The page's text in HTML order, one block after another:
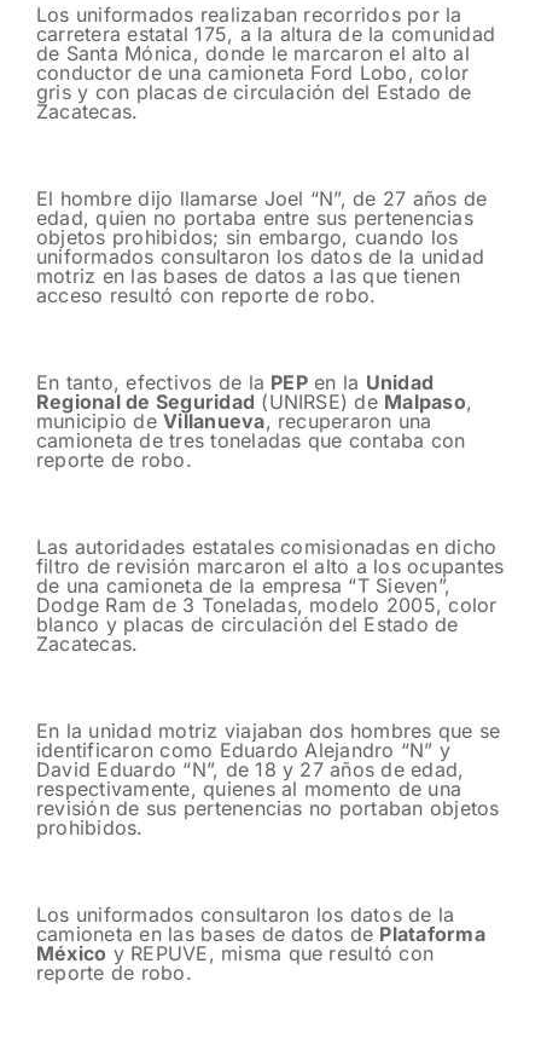
Los uniformados realizaban recorridos por la
carretera estatal 175, a la altura de la comunidad
de Santa Mónica, donde le marcaron el alto al
conductor de una camioneta Ford Lobo, color
gris y con placas de circulación del Estado de
Zacatecas.
El hombre dijo llamarse Joel “N”, de 27 años de
edad, quien no portaba entre sus pertenencias
objetos prohibidos; sin embargo, cuando los
uniformados consultaron los datos de la unidad
motriz en las bases de datos a las que tienen
acceso resultó con reporte de robo.
En tanto, efectivos de la PEPen la Unidad
Regional de Seguridad (UNIRSE) de Malpaso,
municipio deVillanueva, recuperaron una
camioneta de tres toneladas que contaba con
reporte de robo.
Las autoridades estatales comisionadas en dicho
filtro de revisión marcaron el alto a los ocupantes
de una camioneta de la empresa “T Sieven”,
Dodge Ram de 3 Toneladas, modelo 2005, color
blanco y placas de circulación del Estado de
Zacatecas.
En la unidad motriz viajaban dos hombres que se
identificaron como Eduardo Alejandro “N” y
David Eduardo “N”, de 18 y 27 años de edad,
respectivamente, quienes al momento de una
revisión de sus pertenencias no portaban objetos
prohibidos.
Los uniformados consultaron los datos de la
camioneta en las bases de datos de Plataforma
México y REPUVE, misma que resultó con
reporte de robo.